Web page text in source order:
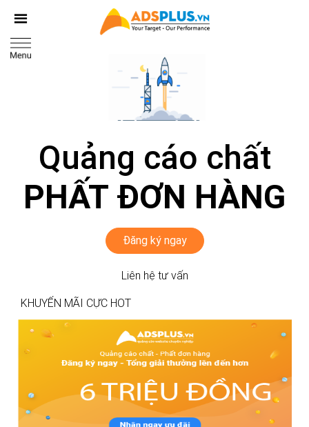
Quảng cáo chất
PHẤT ĐƠN HÀNG
Đăng ký ngay
Liên hệ tư vấn
KHUYẾN MÃI CỰC HOT